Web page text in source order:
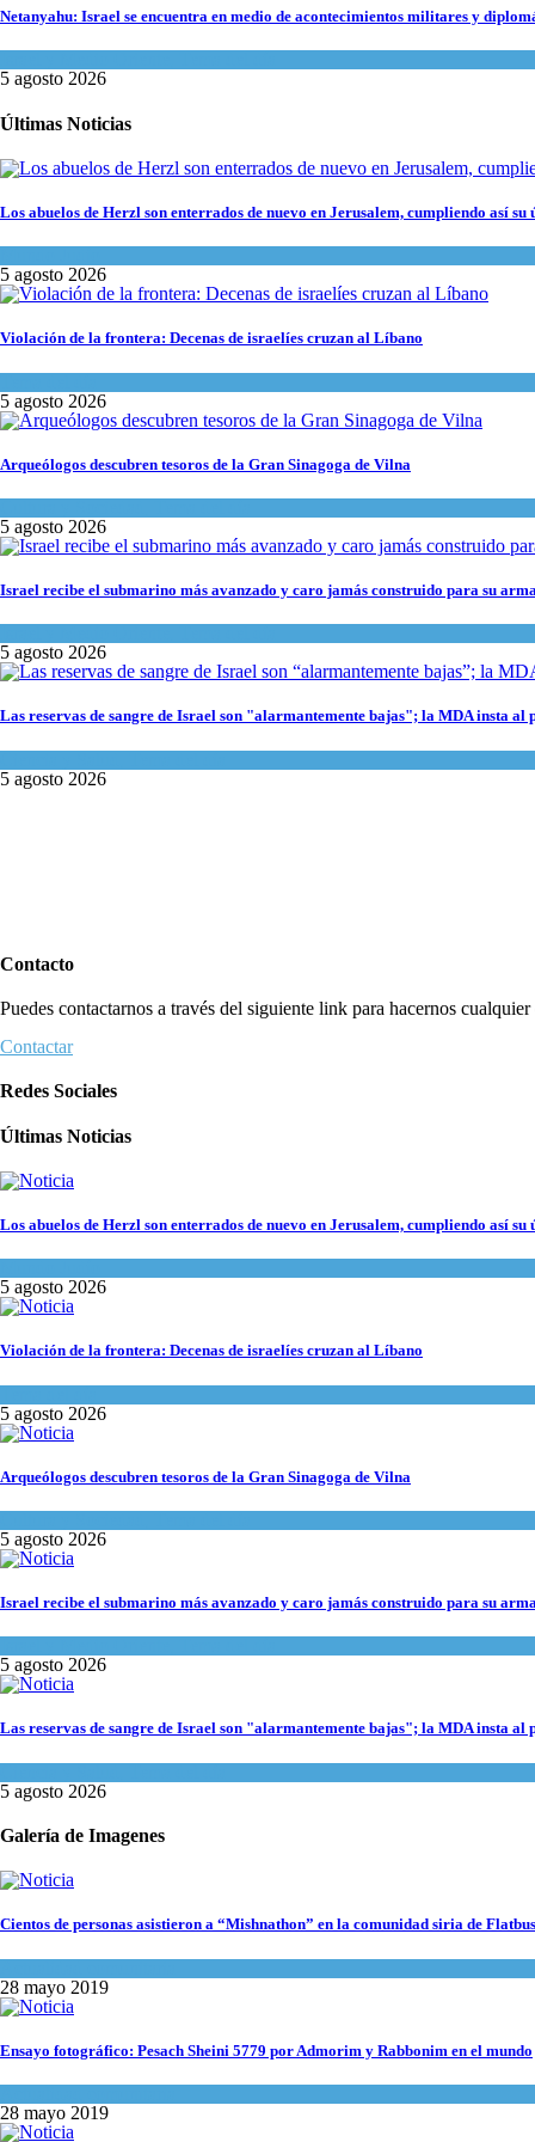
Netanyahu: Israel se encuentra en medio de acontecimientos militares y
5 agosto 2026
Últimas Noticias
Los abuelos de Herzl son enterrados de nuevo en Jerusalem, cumpliendo así su
5 agosto 2026
Violación de la frontera: Decenas de israelíes cruzan al Líbano
5 agosto 2026
Arqueólogos descubren tesoros de la Gran Sinagoga de Vilna
5 agosto 2026
Israel recibe el submarino más avanzado y caro jamás construido para su
5 agosto 2026
Las reservas de sangre de Israel son "alarmantemente bajas"; la MDA insta al
5 agosto 2026
Contacto
Puedes contactarnos a través del siguiente link para hacernos
Contactar
Redes Sociales
Últimas Noticias
Los abuelos de Herzl son enterrados de nuevo en Jerusalem, cumpliendo así su
5 agosto 2026
Violación de la frontera: Decenas de israelíes cruzan al Líbano
5 agosto 2026
Arqueólogos descubren tesoros de la Gran Sinagoga de Vilna
5 agosto 2026
Israel recibe el submarino más avanzado y caro jamás construido para su
5 agosto 2026
Las reservas de sangre de Israel son "alarmantemente bajas"; la MDA insta al
5 agosto 2026
Galería de Imagenes
Cientos de personas asistieron a “Mishnathon” en la comunidad siria de
28 mayo 2019
Ensayo fotográfico: Pesach Sheini 5779 por Admorim y Rabbonim en el mundo
28 mayo 2019